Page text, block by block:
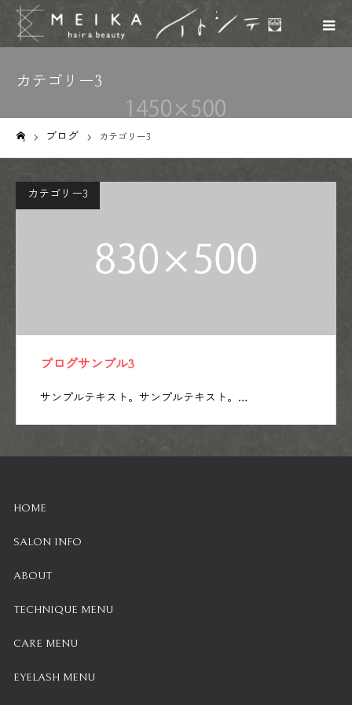
カテゴリー3
ーム ブログ カテゴリー3
カテゴリー3
ブログサンプル3
サンプルテキスト。サンプルテキスト。…
HOME
SALON INFO
ABOUT
TECHNIQUE MENU
CARE MENU
EYELASH MENU